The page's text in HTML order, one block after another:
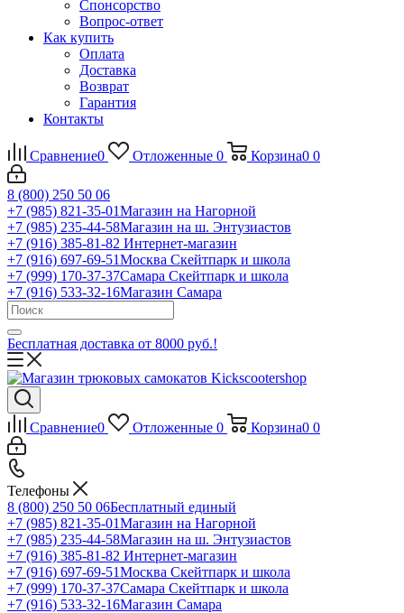
Спонсорство
Вопрос-ответ
Как купить
Оплата
Доставка
Возврат
Гарантия
Контакты
Сравнение0 Отложенные 0 Корзина0 0
8 (800) 250 50 06
+7 (985) 821-35-01Магазин на Нагорной
+7 (985) 235-44-58Магазин на ш. Энтузиастов
+7 (916) 385-81-82 Интернет-магазин
+7 (916) 697-69-51Москва Скейтпарк и школа
+7 (999) 170-37-37Самара Скейтпарк и школа
+7 (916) 533-32-16Магазин Самара
Бесплатная доставка от 8000 руб.!
Сравнение0 Отложенные 0 Корзина0 0
Телефоны
8 (800) 250 50 06Бесплатный единый
+7 (985) 821-35-01Магазин на Нагорной
+7 (985) 235-44-58Магазин на ш. Энтузиастов
+7 (916) 385-81-82 Интернет-магазин
+7 (916) 697-69-51Москва Скейтпарк и школа
+7 (999) 170-37-37Самара Скейтпарк и школа
+7 (916) 533-32-16Магазин Самара